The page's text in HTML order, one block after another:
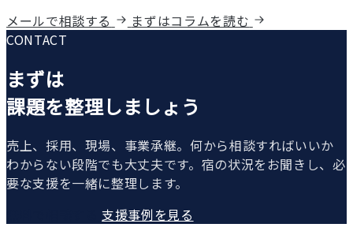
メールで相談する
まずはコラムを読む
CONTACT
まずは
課題を整理しましょう
売上、採用、現場、事業承継。何から相談すればいいか
わからない段階でも大丈夫です。宿の状況をお聞きし、必
要な支援を一緒に整理します。
支援事例を見る